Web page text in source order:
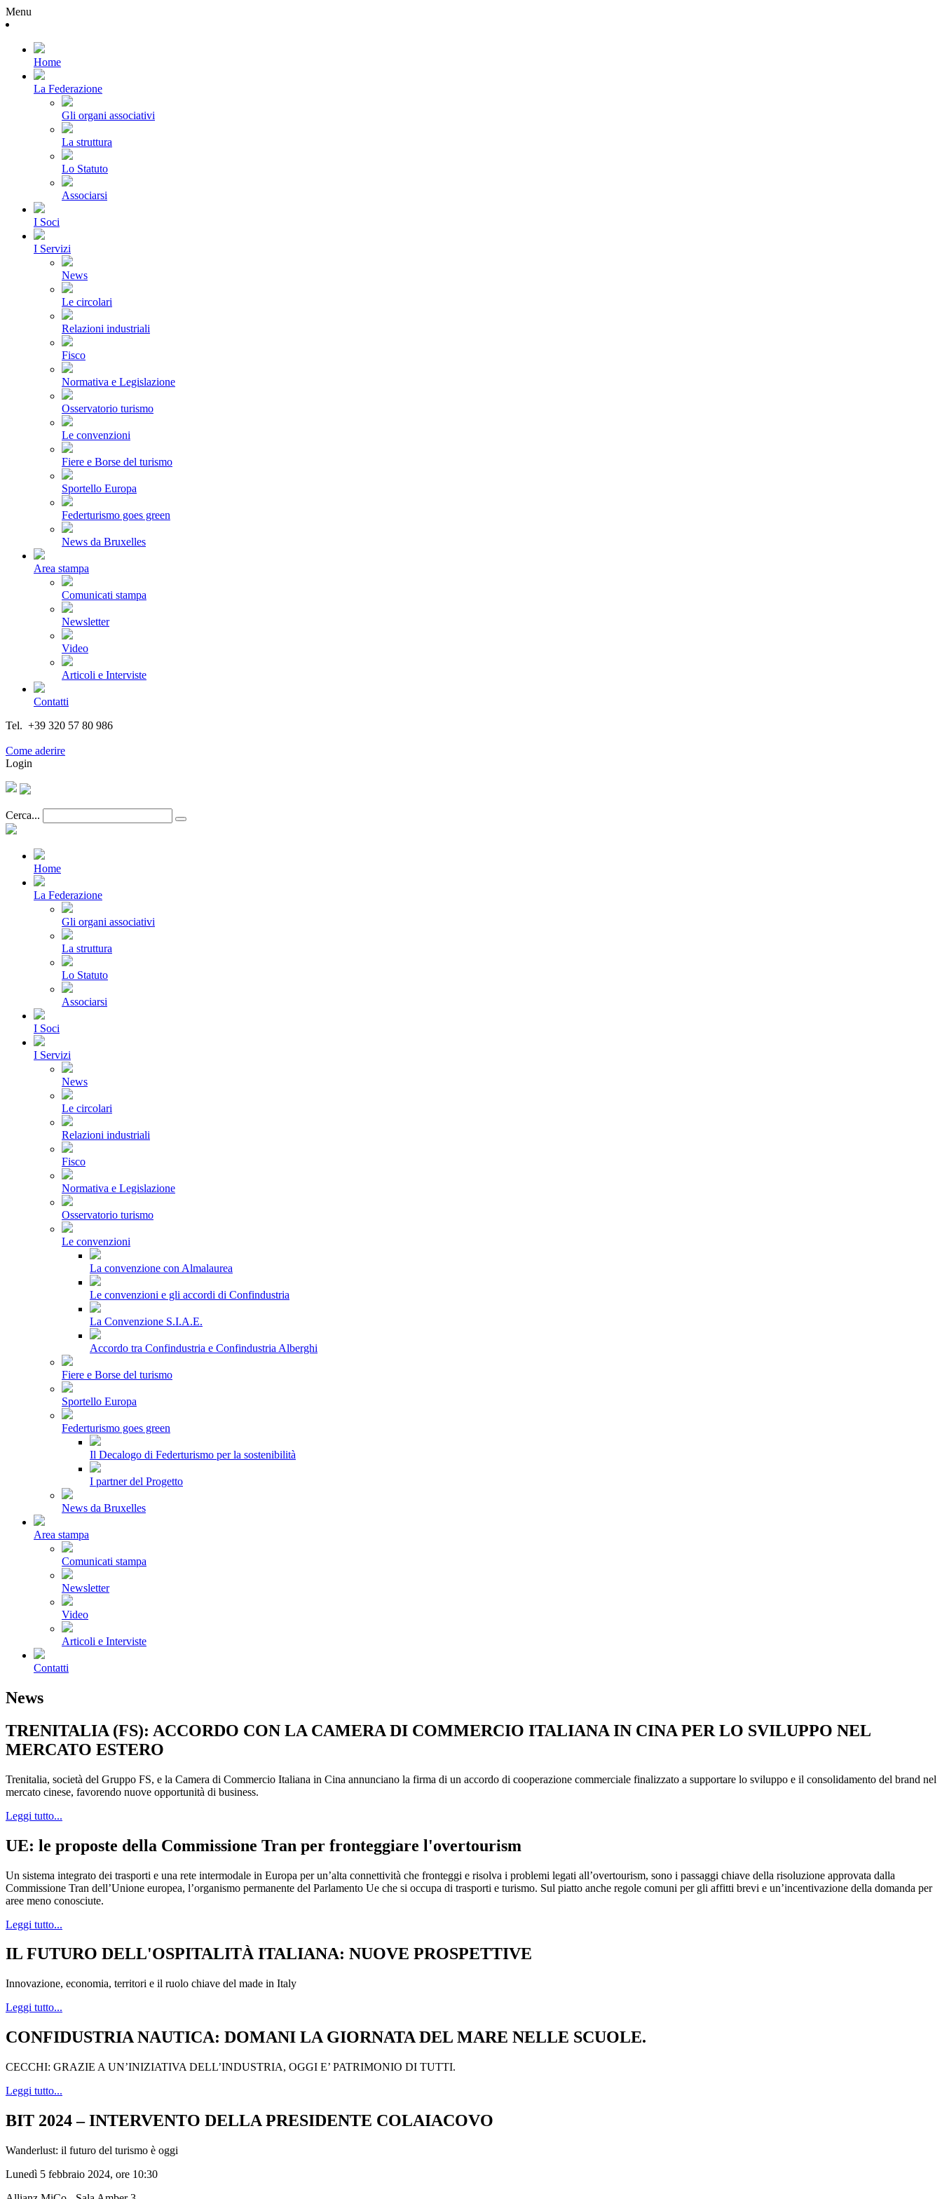
Menu
Home
La Federazione
Gli organi associativi
La struttura
Lo Statuto
Associarsi
I Soci
I Servizi
News
Le circolari
Relazioni industriali
Fisco
Normativa e Legislazione
Osservatorio turismo
Le convenzioni
Fiere e Borse del turismo
Sportello Europa
Federturismo goes green
News da Bruxelles
Area stampa
Comunicati stampa
Newsletter
Video
Articoli e Interviste
Contatti
Tel. +39 320 57 80 986
Come aderire
Login
Cerca...
Home
La Federazione
Gli organi associativi
La struttura
Lo Statuto
Associarsi
I Soci
I Servizi
News
Le circolari
Relazioni industriali
Fisco
Normativa e Legislazione
Osservatorio turismo
Le convenzioni
La convenzione con Almalaurea
Le convenzioni e gli accordi di Confindustria
La Convenzione S.I.A.E.
Accordo tra Confindustria e Confindustria Alberghi
Fiere e Borse del turismo
Sportello Europa
Federturismo goes green
Il Decalogo di Federturismo per la sostenibilità
I partner del Progetto
News da Bruxelles
Area stampa
Comunicati stampa
Newsletter
Video
Articoli e Interviste
Contatti
News
TRENITALIA (FS): ACCORDO CON LA CAMERA DI COMMERCIO ITALIANA IN CINA PER LO SVILUPPO NEL
MERCATO ESTERO
Trenitalia, società del Gruppo FS, e la Camera di Commercio Italiana in Cina annunciano la firma di un accordo di cooperazione commerciale finalizzato a supportare lo sviluppo e il consolidamento del brand nel
mercato cinese, favorendo nuove opportunità di business.
Leggi tutto...
UE: le proposte della Commissione Tran per fronteggiare l'overtourism
Un sistema integrato dei trasporti e una rete intermodale in Europa per un’alta connettività che fronteggi e risolva i problemi legati all’overtourism, sono i passaggi chiave della risoluzione approvata dalla
Commissione Tran dell’Unione europea, l’organismo permanente del Parlamento Ue che si occupa di trasporti e turismo. Sul piatto anche regole comuni per gli affitti brevi e un’incentivazione della domanda per
aree meno conosciute.
Leggi tutto...
IL FUTURO DELL'OSPITALITÀ ITALIANA: NUOVE PROSPETTIVE
Innovazione, economia, territori e il ruolo chiave del made in Italy
Leggi tutto...
CONFIDUSTRIA NAUTICA: DOMANI LA GIORNATA DEL MARE NELLE SCUOLE.
CECCHI: GRAZIE A UN’INIZIATIVA DELL’INDUSTRIA, OGGI E’ PATRIMONIO DI TUTTI.
Leggi tutto...
BIT 2024 – INTERVENTO DELLA PRESIDENTE COLAIACOVO
Wanderlust: il futuro del turismo è oggi
Lunedì 5 febbraio 2024, ore 10:30